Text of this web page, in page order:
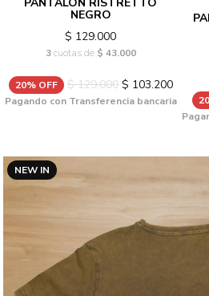
PANTALON RISTRETTO
NEGRO
$ 129.000
3cuotas de $ 43.000
20% OFF $ 129.000$ 103.200
Pagando con Transferencia bancaria
NEW IN